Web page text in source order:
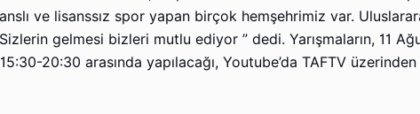
ve lisanssız spor yapan birçok hemşehrimiz var.
gelmesi bizleri mutlu ediyor ” dedi. Yarışmaların, 11
20:30 arasında yapılacağı, Youtube’da TAFTV